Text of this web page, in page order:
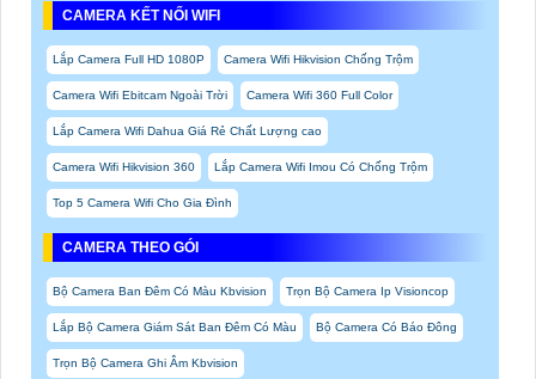
CAMERA KẾT NỐI WIFI
Lắp Camera Full HD 1080P Camera Wifi Hikvision Chống Trộm
Camera Wifi Ebitcam Ngoài Trời Camera Wifi 360 Full Color
Lắp Camera Wifi Dahua Giá Rẻ Chất Lượng cao
Camera Wifi Hikvision 360 Lắp Camera Wifi Imou Có Chống Trộm
Top 5 Camera Wifi Cho Gia Đình
CAMERA THEO GÓI
Bộ Camera Ban Đêm Có Màu Kbvision Trọn Bộ Camera Ip Visioncop
Lắp Bộ Camera Giám Sát Ban Đêm Có Màu Bộ Camera Có Báo Đông
Trọn Bộ Camera Ghi Âm Kbvision